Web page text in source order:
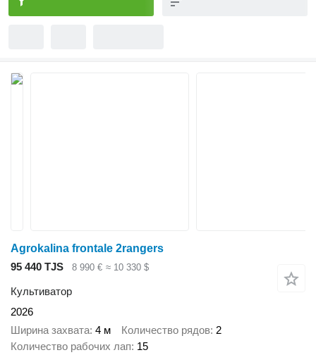
Agrokalina frontale 2rangers
95 440 TJS
8 990 € ≈ 10 330 $
Культиватор
2026
Ширина захвата 4 м Количество рядов 2
Количество рабочих лап 15